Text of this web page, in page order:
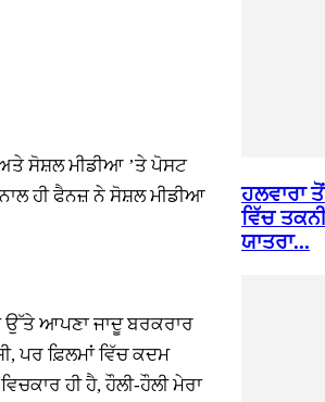
ਅਤੇ ਸੋਸ਼ਲ ਮੀਡੀਆ ’ਤੇ ਪੋਸਟ
ਹੀ ਫੈਨਜ਼ ਨੇ ਸੋਸ਼ਲ ਮੀਡੀਆ
ਉੱਤੇ ਆਪਣਾ ਜਾਦੂ ਬਰਕਰਾਰ
ਪਰ ਫ਼ਿਲਮਾਂ ਵਿੱਚ ਕਦਮ
ਹੀ ਹੈ, ਹੌਲੀ-ਹੌਲੀ ਮੇਰਾ
ਹਲਵਾਰਾ
ਵਿੱਚ
ਯਾਤਰਾ...